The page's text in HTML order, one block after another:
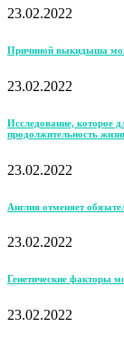
23.02.2022
Причиной выкидыша
23.02.2022
Исследование, которое
продолжительность
23.02.2022
Англия отменяет
23.02.2022
Генетические факторы
23.02.2022